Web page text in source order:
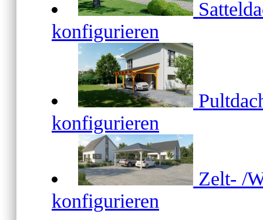
konfigurieren
konfigurieren
Zelt- /
konfigurieren